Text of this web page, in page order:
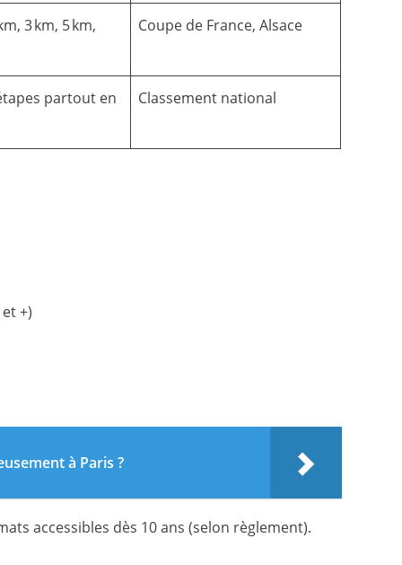
3 km, 5 km, Coupe de France, Alsace
partout en Classement national
+)
à Paris ?
accessibles dès 10 ans (selon règlement).